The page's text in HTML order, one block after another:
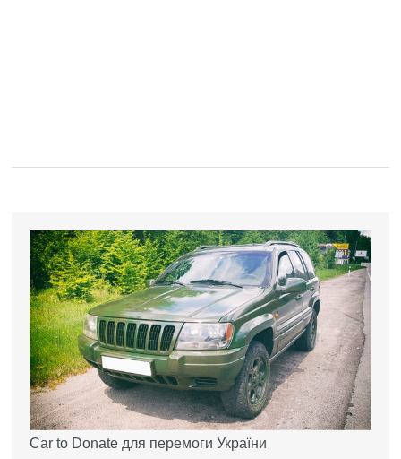
Car to Donate для перемоги України